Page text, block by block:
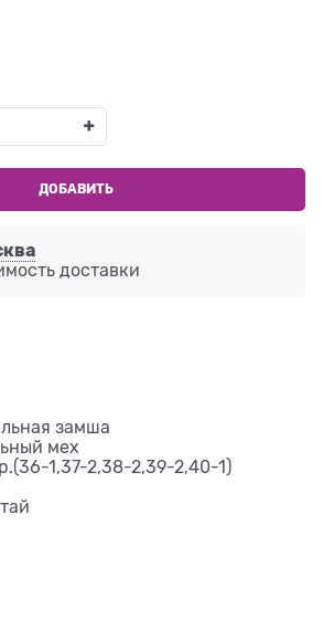
ДОБАВИТЬ
доставки
замша
мех
1,37-2,38-2,39-2,40-1)
Китай